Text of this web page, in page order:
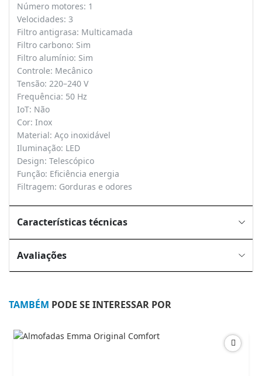
Número motores: 1
Velocidades: 3
Filtro antigrasa: Multicamada
Filtro carbono: Sim
Filtro alumínio: Sim
Controle: Mecânico
Tensão: 220–240 V
Frequência: 50 Hz
IoT: Não
Cor: Inox
Material: Aço inoxidável
Iluminação: LED
Design: Telescópico
Função: Eficiência energia
Filtragem: Gorduras e odores
Características técnicas
Avaliações
TAMBÉM PODE SE INTERESSAR POR